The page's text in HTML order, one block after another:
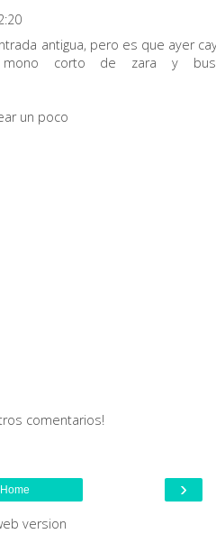
antigua, pero es que ayer
corto de zara y
un poco
comentarios!
›
Home
version